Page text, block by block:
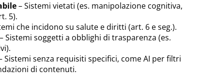
– Sistemi vietati (es. manipolazione cognitiva,
5).
che incidono su salute e diritti (art. 6 e seg.).
– Sistemi soggetti a obblighi di trasparenza (es.
Sistemi senza requisiti specifici, come AI per filtri
di contenuti.